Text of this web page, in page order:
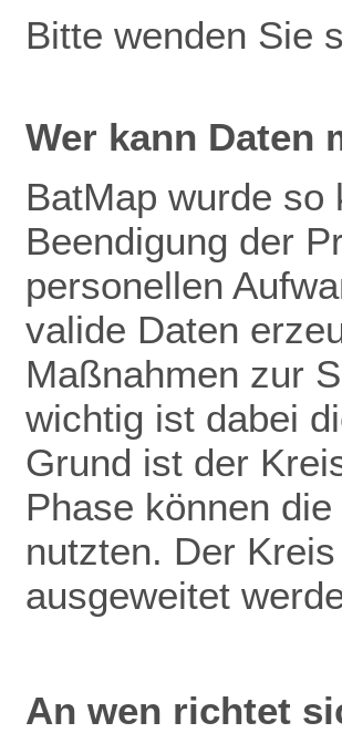
Bitte wenden Sie
Wer kann Daten
BatMap wurde
Beendigung der
personellen
valide Daten erze
Maßnahmen zur
wichtig ist dabei
Grund ist der
Phase können
nutzten. Der
ausgeweitet
An wen richtet